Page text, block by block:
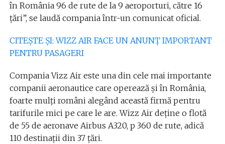
în România 96 de rute de la 9 aeroporturi, către 16
ţări”, se laudă compania într-un comunicat oficial.
CITEȘTE ȘI: WIZZ AIR FACE UN ANUNȚ IMPORTANT
PENTRU PASAGERI
Compania Vizz Air este una din cele mai importante
companii aeronautice care operează și în România,
foarte mulți români alegând această firmă pentru
tarifurile mici pe care le are. Wizz Air deține o flotă
de 55 de aeronave Airbus A320, p 360 de rute, adică
110 destinații din 37 țări.